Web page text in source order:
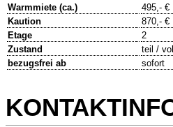
Warmmiete (ca.)
495,- €
Kaution
870,- €
Etage
2
Zustand
teil /
bezugsfrei ab
sofort